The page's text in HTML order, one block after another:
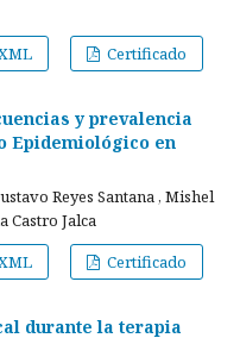
Certificado
y prevalencia
Epidemiológico en
Reyes Santana , Mishel
Castro Jalca
Certificado
durante la terapia